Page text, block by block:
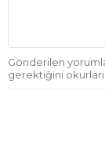
Gönderilen
gerektiğini